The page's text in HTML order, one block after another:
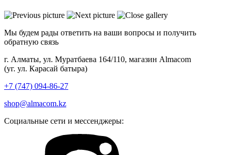
Мы будем рады ответить на ваши вопросы и получить
обратную связь
г. Алматы, ул. Муратбаева 164/110, магазин Almacom
(уг. ул. Карасай батыра)
+7 (747) 094-86-27
shop@almacom.kz
Социальные сети и мессенджеры: